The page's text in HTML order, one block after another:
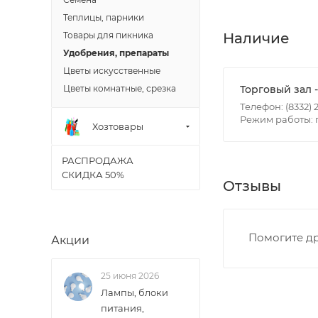
Итоговая
- количества
Границы
•
• Щорса –
Наличие
Торговый зал
Телефон: (8332)
Режим работы:
Отзывы
Помогите
Теплицы, парники
Товары для пикника
Удобрения, препараты
Цветы искусственные
Цветы комнатные, срезка
Хозтовары
РАСПРОДАЖА
СКИДКА 50%
Акции
25 июня 2026
Лампы, блоки
питания,